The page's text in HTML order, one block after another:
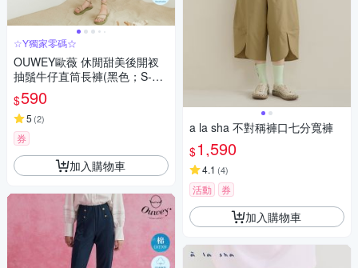
☆Y獨家零碼☆
OUWEY歐薇 休閒甜美後開衩
抽鬚牛仔直筒長褲(黑色；S-L)3
232328639
$590
5 (2)
券
加入購物車
a la sha 不對稱褲口七分寬褲
$1,590
4.1 (4)
活動 券
加入購物車